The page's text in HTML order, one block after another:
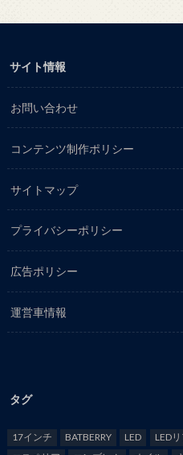
サイト情報
お問い合わせ
コンテンツ制作ポリシー
サイトマップ
プライバシーポリシー
広告ポリシー
運営車情報
タグ
17インチ BATBERRY LED LED